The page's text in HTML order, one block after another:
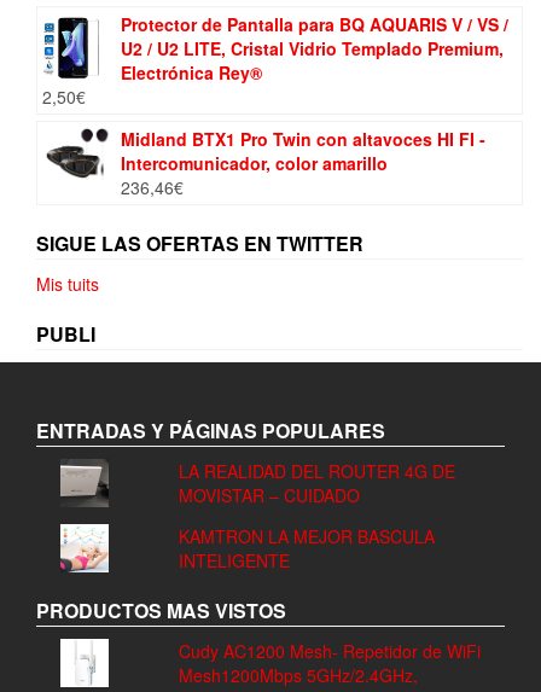
Protector de Pantalla para BQ AQUARIS V / VS /
U2 / U2 LITE, Cristal Vidrio Templado Premium,
Electrónica Rey®
2,50€
Midland BTX1 Pro Twin con altavoces HI FI -
Intercomunicador, color amarillo
236,46€
SIGUE LAS OFERTAS EN TWITTER
Mis tuits
PUBLI
ENTRADAS Y PÁGINAS POPULARES
LA REALIDAD DEL ROUTER 4G DE
MOVISTAR – CUIDADO
KAMTRON LA MEJOR BASCULA
INTELIGENTE
PRODUCTOS MAS VISTOS
Cudy AC1200 Mesh- Repetidor de WiFi
Mesh1200Mbps 5GHz/2.4GHz,